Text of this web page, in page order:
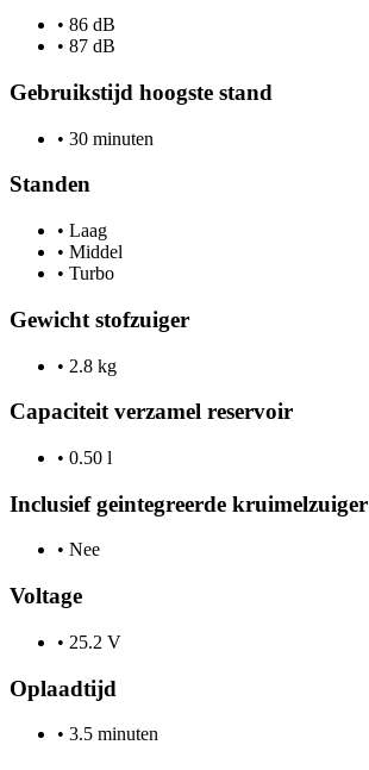
• 86 dB
• 87 dB
Gebruikstijd hoogste stand
• 30 minuten
Standen
• Laag
• Middel
• Turbo
Gewicht stofzuiger
• 2.8 kg
Capaciteit verzamel reservoir
• 0.50 l
Inclusief geintegreerde kruimelzuiger
• Nee
Voltage
• 25.2 V
Oplaadtijd
• 3.5 minuten